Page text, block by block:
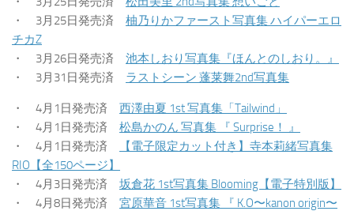
・ 3月25日発売済 柚乃りかファースト写真集 ハイパーエロ
チカZ
・ 3月26日発売済 池本しおり写真集『ほんとのしおり。』
・ 3月31日発売済 ラストシーン 蓬莱舞2nd写真集
・ 4月1日発売済 西澤由夏 1st 写真集「Tailwind」
・ 4月1日発売済 松島かのん 写真集 『 Surprise！ 』
・ 4月1日発売済
【電子限定カット付き】寺本莉緒写真集
RIO【全150ページ】
・ 4月3日発売済 坂倉花 1st写真集 Blooming【電子特別版】
・ 4月8日発売済 宮原華音 1st写真集 『 K.O〜kanon origin〜